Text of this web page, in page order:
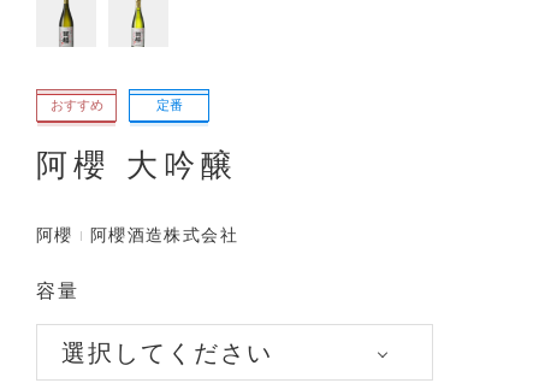
おすすめ 定番
阿櫻 大吟醸
阿櫻 阿櫻酒造株式会社
容量